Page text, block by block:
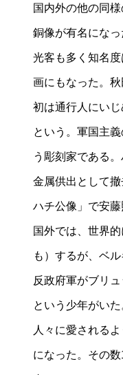
国内外の他の同
銅像が有名にな
光客も多く知名
画にもなった。
初は通行人にい
という。軍国主
う彫刻家である
金属供出として
ハチ公像」で安
国外では、世界
も）するが、ベ
反政府軍がブリ
という少年がい
人々に愛される
になった。その